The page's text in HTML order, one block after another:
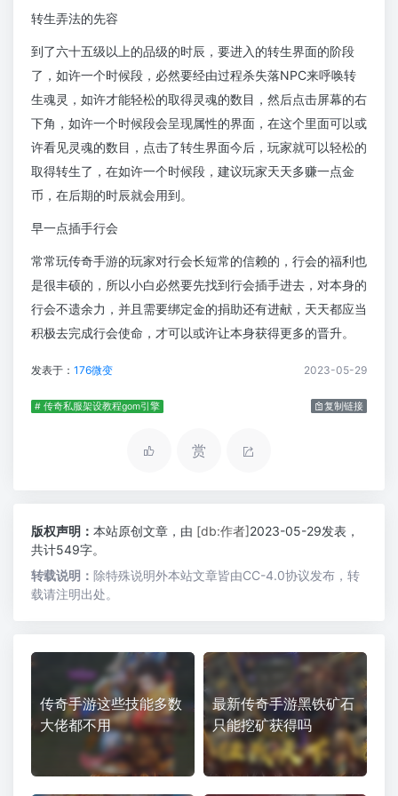
转生弄法的先容
到了六十五级以上的品级的时辰，要进入的转生界面的阶段
了，如许一个时候段，必然要经由过程杀失落NPC来呼唤转
生魂灵，如许才能轻松的取得灵魂的数目，然后点击屏幕的右
下角，如许一个时候段会呈现属性的界面，在这个里面可以或
许看见灵魂的数目，点击了转生界面今后，玩家就可以轻松的
取得转生了，在如许一个时候段，建议玩家天天多赚一点金
币，在后期的时辰就会用到。
早一点插手行会
常常玩传奇手游的玩家对行会长短常的信赖的，行会的福利也
是很丰硕的，所以小白必然要先找到行会插手进去，对本身的
行会不遗余力，并且需要绑定金的捐助还有进献，天天都应当
积极去完成行会使命，才可以或许让本身获得更多的晋升。
发表于： 176微变 2023-05-29
# 传奇私服架设教程gom引擎 复制链接
赏
版权声明： 本站原创文章，由 [db:作者]2023-05-29发表，
共计549字。
转载说明： 除特殊说明外本站文章皆由CC-4.0协议发布，转
载请注明出处。
传奇手游这些技能多数
大佬都不用
最新传奇手游黑铁矿石
只能挖矿获得吗